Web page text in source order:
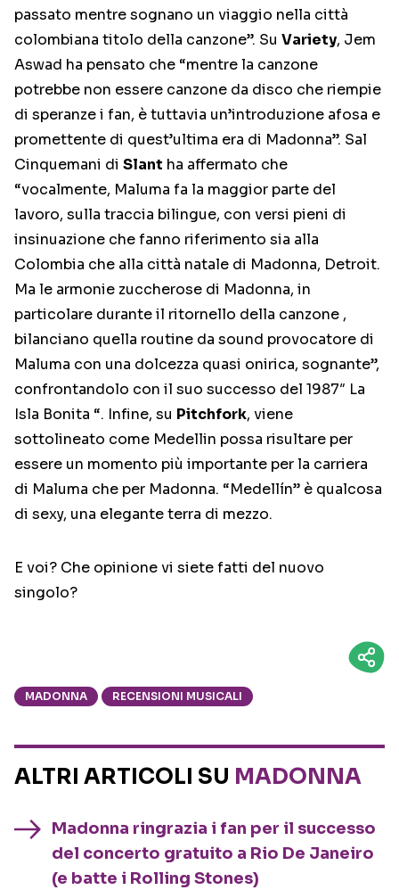
passato mentre sognano un viaggio nella città
colombiana titolo della canzone”. Su Variety, Jem
Aswad ha pensato che “mentre la canzone
potrebbe non essere canzone da disco che riempie
di speranze i fan, è tuttavia un’introduzione afosa e
promettente di quest’ultima era di Madonna”. Sal
Cinquemani di Slant ha affermato che
“vocalmente, Maluma fa la maggior parte del
lavoro, sulla traccia bilingue, con versi pieni di
insinuazione che fanno riferimento sia alla
Colombia che alla città natale di Madonna, Detroit.
Ma le armonie zuccherose di Madonna, in
particolare durante il ritornello della canzone ,
bilanciano quella routine da sound provocatore di
Maluma con una dolcezza quasi onirica, sognante”,
confrontandolo con il suo successo del 1987″ La
Isla Bonita “. Infine, su Pitchfork, viene
sottolineato come Medellin possa risultare per
essere un momento più importante per la carriera
di Maluma che per Madonna. “Medellín” è qualcosa
di sexy, una elegante terra di mezzo.
E voi? Che opinione vi siete fatti del nuovo
singolo?
MADONNA RECENSIONI MUSICALI
ALTRI ARTICOLI SU MADONNA
Madonna ringrazia i fan per il successo
del concerto gratuito a Rio De Janeiro
(e batte i Rolling Stones)